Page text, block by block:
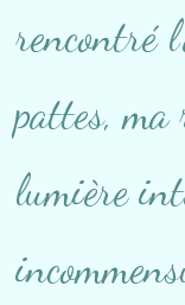
rencontré
pattes, ma
lumière